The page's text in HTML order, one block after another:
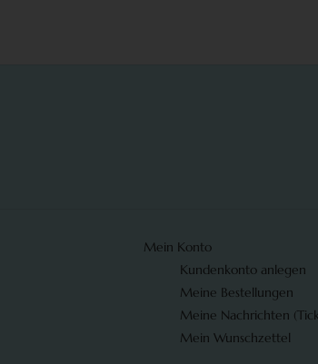
Mein Konto
Kundenkonto anlegen
Meine Bestellungen
Meine Nachrichten
Mein Wunschzettel